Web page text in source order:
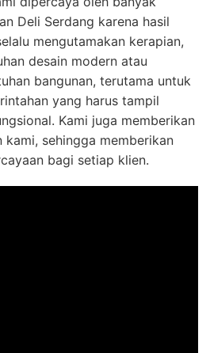
Deli Serdang karena hasil
mengutamakan kerapian,
desain modern atau
bangunan, terutama untuk
yang harus tampil
Kami juga memberikan
kami, sehingga memberikan
bagi setiap klien.